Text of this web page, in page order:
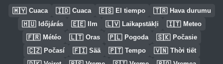
🇲🇾 Cuaca 🇮🇩 Cuaca 🇪🇸 El tiempo 🇹🇷 Hava durumu
🇭🇺 Időjárás 🇪🇪 Ilm 🇱🇻 Laikapstākļi 🇮🇹 Meteo
🇫🇷 Météo 🇱🇹 Oras 🇵🇱 Pogoda 🇸🇰 Počasie
🇨🇿 Počasí 🇫🇮 Sää 🇵🇹 Tempo 🇻🇳 Thời tiết